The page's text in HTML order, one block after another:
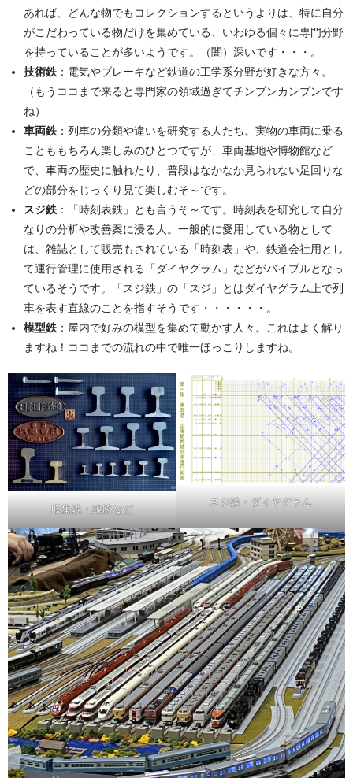
あれば、どんな物でもコレクションするというよりは、特に自分
がこだわっている物だけを集めている、いわゆる個々に専門分野
を持っていることが多いようです。（闇）深いです・・・。
技術鉄：電気やブレーキなど鉄道の工学系分野が好きな方々。
（もうココまで来ると専門家の領域過ぎてチンプンカンプンです
ね）
車両鉄：列車の分類や違いを研究する人たち。実物の車両に乗る
ことももちろん楽しみのひとつですが、車両基地や博物館など
で、車両の歴史に触れたり、普段はなかなか見られない足回りな
どの部分をじっくり見て楽しむそ～です。
スジ鉄：「時刻表鉄」とも言うそ～です。時刻表を研究して自分
なりの分析や改善案に浸る人。一般的に愛用している物として
は、雑誌として販売もされている「時刻表」や、鉄道会社用とし
て運行管理に使用される「ダイヤグラム」などがバイブルとなっ
ているそうです。「スジ鉄」の「スジ」とはダイヤグラム上で列
車を表す直線のことを指すそうです・・・・・・。
模型鉄：屋内で好みの模型を集めて動かす人々。これはよく解り
ますね！ココまでの流れの中で唯一ほっこりしますね。
収集鉄・線路など
スジ鉄・ダイヤグラム